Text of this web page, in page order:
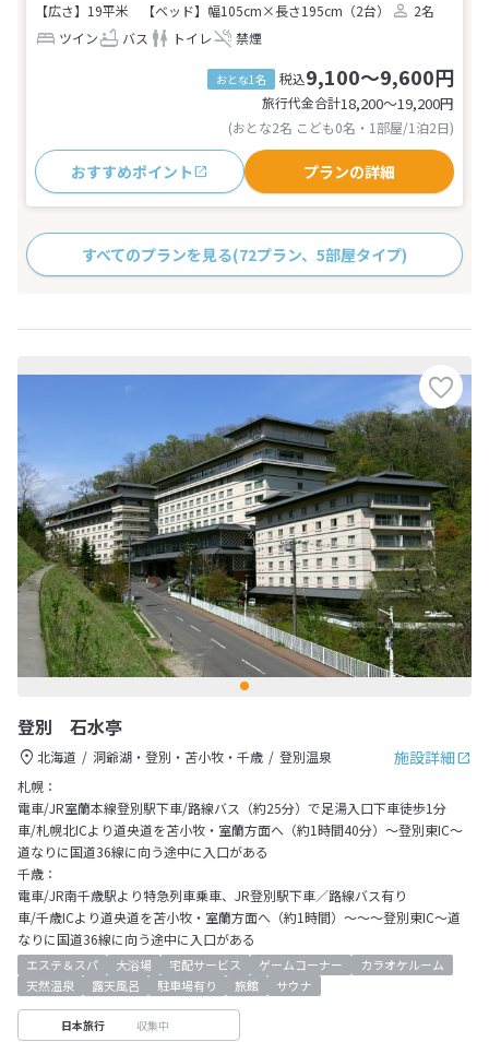
【広さ】19平米
【ベッド】幅105cm×長さ195cm（2台）
2名
ツイン
バス トイレ 禁煙
おとな1名 税込9,100～9,600円
旅行代金合計18,200〜19,200円
(おとな2名 こども0名・1部屋/1泊2日)
おすすめポイント プランの詳細
すべてのプランを見る(72プラン、5部屋タイプ)
登別 石水亭
施設詳細
北海道 洞爺湖・登別・苫小牧・千歳
登別温泉
札幌：
電車/JR室蘭本線登別駅下車/路線バス（約25分）で足湯入口下車徒歩1分
車/札幌北ICより道央道を苫小牧・室蘭方面へ（約1時間40分）～登別東IC～
道なりに国道36線に向う途中に入口がある
千歳：
電車/JR南千歳駅より特急列車乗車、JR登別駅下車／路線バス有り
車/千歳ICより道央道を苫小牧・室蘭方面へ（約1時間）～～～登別東IC～道
なりに国道36線に向う途中に入口がある
エステ＆スパ 大浴場 宅配サービス ゲームコーナー
カラオケルーム
天然温泉
露天風呂 駐車場有り 旅館 サウナ
日本旅行 収集中